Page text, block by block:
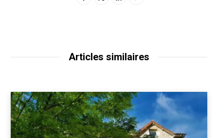
Articles similaires